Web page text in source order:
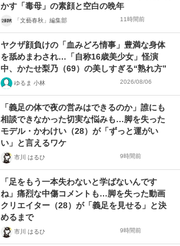
かす「毒母」の素顔と空白の晩年
「文藝春秋」編集部 11時間前
ヤクザ顔負けの「血みどろ情事」豊満な身体
を舐めまわされ…「自称16歳美少女」怪演
中、かたせ梨乃（69）の美しすぎる“熟れ方”
ゆるま 小林 2026/08/06
「義足の体で夜の営みはできるのか」誰にも
相談できなかった切実な悩みも…脚を失った
モデル・かわけい（28）が「ずっと運がい
い」と言えるワケ
市川 はるひ 9時間前
「足をもう一本失わないと学ばないんです
ね」痛烈な中傷コメントも…脚を失った動画
クリエイター（28）が「義足を見せる」と決
めるまで
市川 はるひ 9時間前